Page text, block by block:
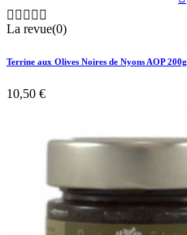
    
La revue(0)
Terrine aux Olives Noires de Nyons AOP 200g
10,50 €